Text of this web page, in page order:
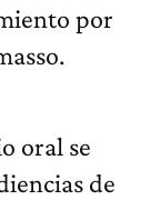
por
oral se
de